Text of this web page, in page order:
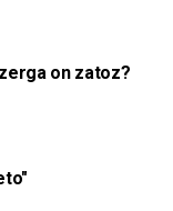
on zatoz?